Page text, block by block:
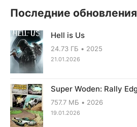
Последние обновления
Hell is Us
24.73 ГБ 2025
21.01.2026
Super Woden: Rally
757.7 МБ 2026
19.01.2026